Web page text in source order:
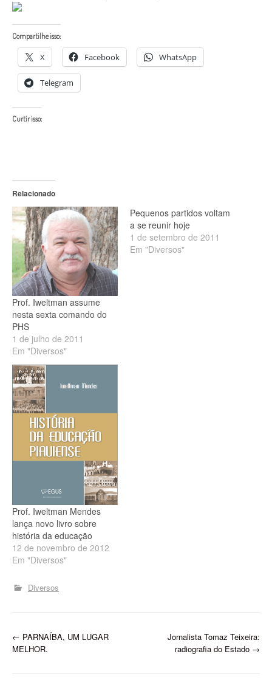
Compartilhe isso:
X Facebook WhatsApp
Telegram
Curtir isso:
Relacionado
Prof. Iweltman assume
nesta sexta comando do
PHS
1 de julho de 2011
Em "Diversos"
Pequenos partidos voltam
a se reunir hoje
1 de setembro de 2011
Em "Diversos"
Prof. Iweltman Mendes
lança novo livro sobre
história da educação
12 de novembro de 2012
Em "Diversos"
Diversos
P
← PARNAÍBA, UM LUGAR
MELHOR.
Jornalista Tomaz Teixeira:
radiografia do Estado →